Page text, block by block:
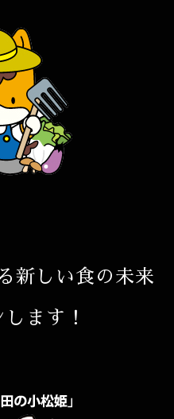
新しい食の未来
ます！